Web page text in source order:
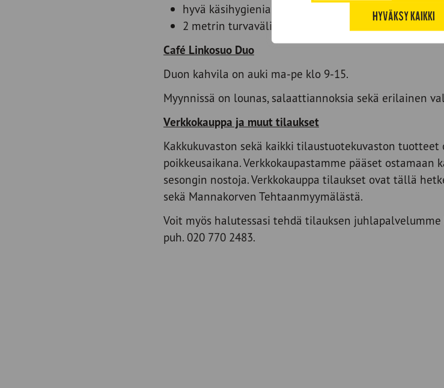
HYVÄKSY KAIKKI
hyvä käsihygienia
2 metrin turvavälit
Café Linkosuo Duo
Duon kahvila on auki ma-pe klo 9-15.
Myynnissä on lounas, salaattiannoksia sekä erilainen
Verkkokauppa ja muut tilaukset
Kakkukuvaston sekä kaikki tilaustuotekuvaston
poikkeusaikana. Verkkokaupastamme pääset
sesongin nostoja. Verkkokauppa tilaukset ovat tällä
sekä Mannakorven Tehtaanmyymälästä.
Voit myös halutessasi tehdä tilauksen
puh. 020 770 2483.